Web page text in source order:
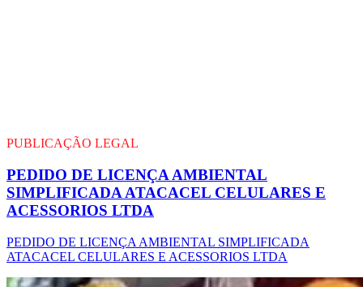
PUBLICAÇÃO LEGAL
PEDIDO DE LICENÇA AMBIENTAL
SIMPLIFICADA ATACACEL CELULARES E
ACESSORIOS LTDA
PEDIDO DE LICENÇA AMBIENTAL SIMPLIFICADA
ATACACEL CELULARES E ACESSORIOS LTDA